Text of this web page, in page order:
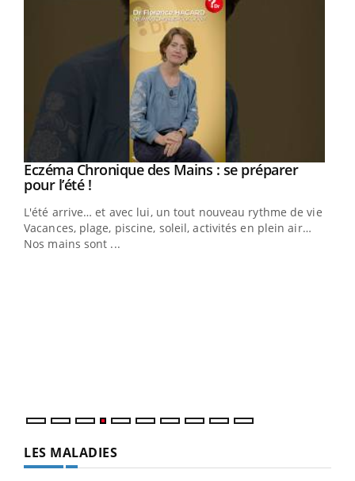
Youtube
Eczéma Chronique des Mains : se préparer
pour l’été !Youtube
L'été arrive… et avec lui, un tout nouveau rythme de vie !
Vacances, plage, piscine, soleil, activités en plein air…
Nos mains sont ...
LES MALADIES